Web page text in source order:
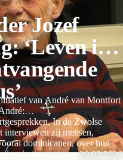
Jozef
‘Leven in
van André van Montfort
In de Zwolse
interviewen zij mensen,
dominicanen, over hun
inspiratie.
20.02.2026